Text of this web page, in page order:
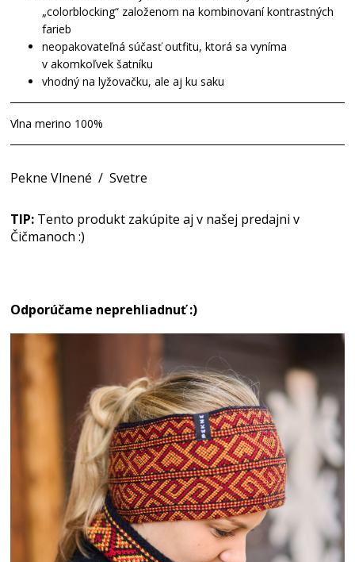
„colorblocking“ založenom na kombinovaní kontrastných
farieb
neopakovateľná súčasť outfitu, ktorá sa vyníma
v akomkoľvek šatníku
vhodný na lyžovačku, ale aj ku saku
Vlna merino 100%
Pekne Vlnené /Svetre
TIP: Tento produkt zakúpite aj v našej predajni v
Čičmanoch :)
Odporúčame neprehliadnuť :)